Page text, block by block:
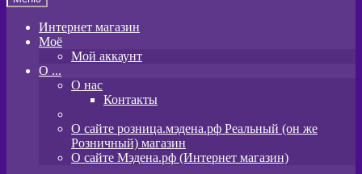
Интернет магазин
Моё
Мой аккаунт
O ...
О нас
Контакты
О сайте розница.мэдена.рф Реальный (он же
Розничный) магазин
О сайте Мэдена.рф (Интернет магазин)